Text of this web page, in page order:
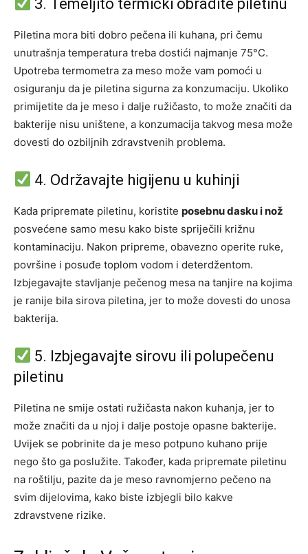
3. Temeljito termički obradite piletinu
Piletina mora biti dobro pečena ili kuhana, pri čemu
unutrašnja temperatura treba dostići najmanje 75°C.
Upotreba termometra za meso može vam pomoći u
osiguranju da je piletina sigurna za konzumaciju. Ukoliko
primijetite da je meso i dalje ružičasto, to može značiti da
bakterije nisu uništene, a konzumacija takvog mesa može
dovesti do ozbiljnih zdravstvenih problema.
4. Održavajte higijenu u kuhinji
Kada pripremate piletinu, koristite posebnu dasku i nož
posvećene samo mesu kako biste spriječili križnu
kontaminaciju. Nakon pripreme, obavezno operite ruke,
površine i posuđe toplom vodom i deterdžentom.
Izbjegavajte stavljanje pečenog mesa na tanjire na kojima
je ranije bila sirova piletina, jer to može dovesti do unosa
bakterija.
5. Izbjegavajte sirovu ili polupečenu
piletinu
Piletina ne smije ostati ružičasta nakon kuhanja, jer to
može značiti da u njoj i dalje postoje opasne bakterije.
Uvijek se pobrinite da je meso potpuno kuhano prije
nego što ga poslužite. Također, kada pripremate piletinu
na roštilju, pazite da je meso ravnomjerno pečeno na
svim dijelovima, kako biste izbjegli bilo kakve
zdravstvene rizike.